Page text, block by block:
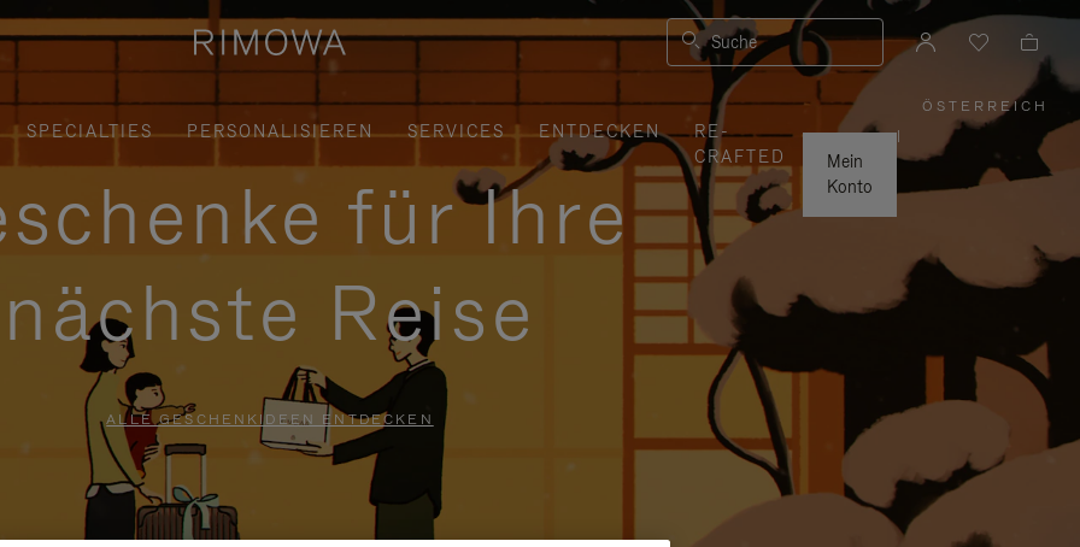
Suche
SPECIALTIES PERSONALISIEREN SERVICES ENTDECKEN
RE-
CRAFTED
Mein
Konto
ÖSTERREICH
,
WÄHLEN
IHRE
REGION
AUS
|
für Ihre
nächste Reise
ALLE GESCHENKIDEEN ENTDECKEN